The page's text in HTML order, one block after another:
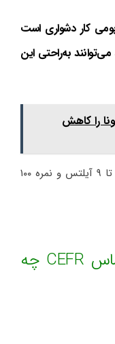
بومی کار دشواری است
به‌راحتی این
را کاهش
سطح C2 به‌طور حدودی معادل نمره ۸.۵ تا ۹ آیلتس و نمره ۱۰۰
سطوح زبان انگلیسی بر اساس CEFR چه